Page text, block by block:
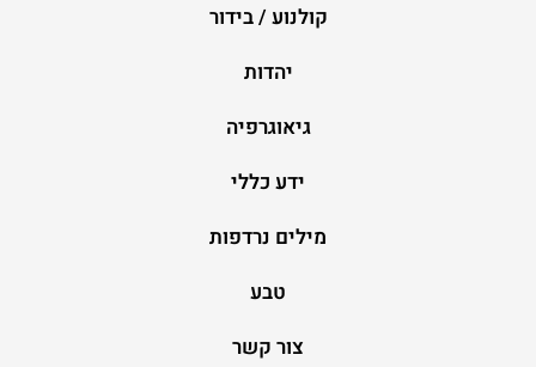
קולנוע / בידור
יהדות
גיאוגרפיה
ידע כללי
מילים נרדפות
טבע
צור קשר